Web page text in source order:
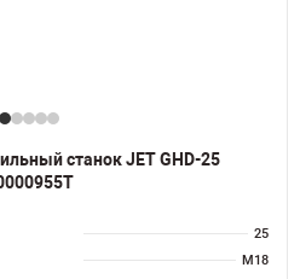
станок JET GHD-25
25
M18